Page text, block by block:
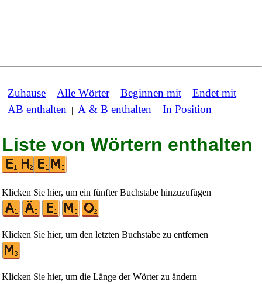
Zuhause | Alle Wörter| Beginnen mit | Endet mit |
AB enthalten | A & B enthalten | In Position
Liste von Wörtern enthalten
Klicken Sie hier, um ein fünfter Buchstabe hinzuzufügen
Klicken Sie hier, um den letzten Buchstabe zu entfernen
Klicken Sie hier, um die Länge der Wörter zu ändern